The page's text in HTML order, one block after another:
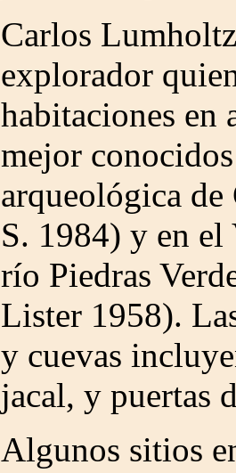
Carlos
explorador
habitaciones en
mejor
arqueológica de
S. 1984) y en el
río Piedras
Lister 1958).
y cuevas
jacal, y puertas
Algunos sitios